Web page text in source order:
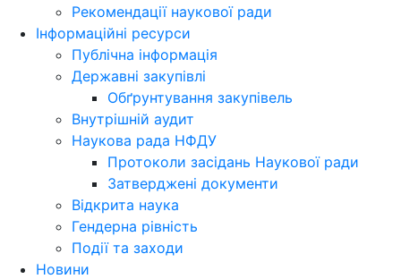
Рекомендації наукової ради
Інформаційні ресурси
Публічна інформація
Державні закупівлі
Обґрунтування закупівель
Внутрішній аудит
Наукова рада НФДУ
Протоколи засідань Наукової ради
Затверджені документи
Відкрита наука
Гендерна рівність
Події та заходи
Новини